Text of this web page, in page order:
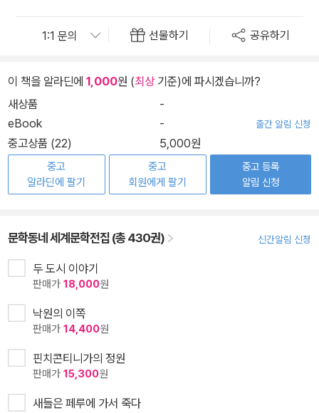
선물하기 공유하기
이 책을 알라딘에 1,000원 (최상기준)에 파시겠습니까?
새상품
-
eBook
- 출간 알림 신청
중고상품 (22) 5,000원
중고
알라딘에 팔기
중고
회원에게 팔기
중고 등록
알림 신청
문학동네 세계문학전집 (총 430권) 신간알림 신청
두 도시 이야기
판매가 18,000원
낙원의 이쪽
판매가 14,400원
핀치콘티니가의 정원
판매가 15,300원
새들은 페루에 가서 죽다